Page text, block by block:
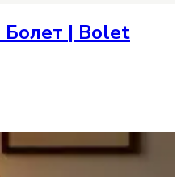
Болет | Bolet